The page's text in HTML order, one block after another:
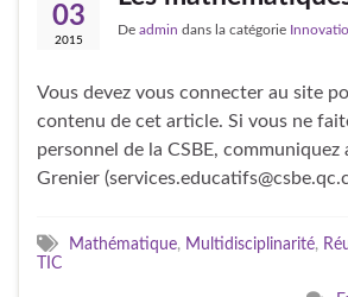
03
2015
De admin dans la catégorie
Vous devez vous connecter au site
contenu de cet article. Si vous ne
personnel de la CSBE, communiquez
Grenier
Mathématique, Multidisciplinarité,
TIC